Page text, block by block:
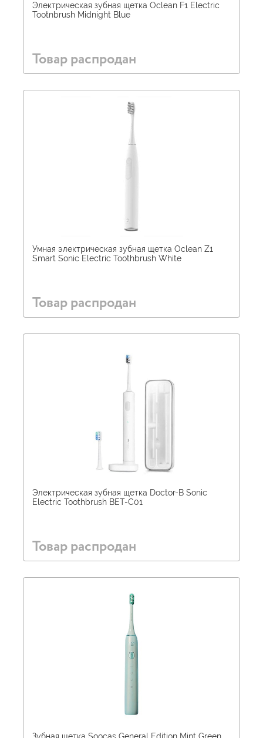
Электрическая зубная щетка Oclean F1 Electric
Tootnbrush Midnight Blue
Товар распродан
Умная электрическая зубная щетка Oclean Z1
Smart Sonic Electric Toothbrush White
Товар распродан
Электрическая зубная щетка Doctor-B Sonic
Electric Toothbrush BET-C01
Товар распродан